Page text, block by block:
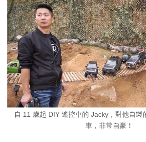
自 11 歲起 DIY 遙控車的 Jacky，對他自製
車，非常自豪！